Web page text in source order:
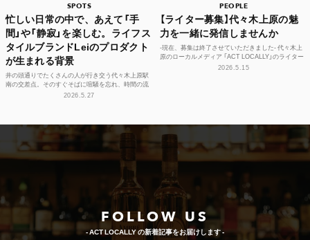
SPOTS
忙しい日常の中で、あえて「手
間」や「静寂」を楽しむ。ライフス
タイルブランドLeiのプロダクト
が生まれる背景
井の頭通りでたくさんの人が行き交う代々木上原駅
南の交差点。そのすぐそばに喧騒を忘れ、時間の流
れや感性をフラットに整えられる空間があります。
2026.5.27
PEOPLE
【ライター募集】代々木上原の魅
力を一緒に発信しませんか
-現在、募集は終了させていただきました- 代々木上
原のローカルメディア 「ACT LOCALLY」のライター
募集！ 世界中にある個性豊かな街に負けない魅...
2026.5.15
FOLLOW US
- ACT LOCALLY の新着記事をお届けします -